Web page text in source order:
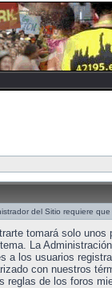
del Sitio requiere
tomará solo unos
La
a los usuarios
con nuestros
reglas de los foros